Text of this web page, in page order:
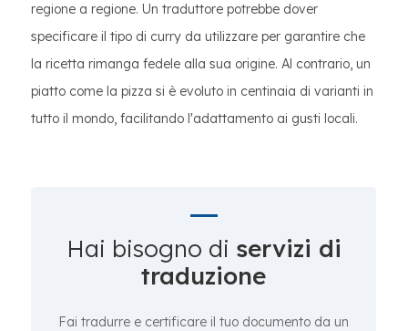
regione a regione. Un traduttore potrebbe dover
specificare il tipo di curry da utilizzare per garantire che
la ricetta rimanga fedele alla sua origine. Al contrario, un
piatto come la pizza si è evoluto in centinaia di varianti in
tutto il mondo, facilitando l'adattamento ai gusti locali.
Hai bisogno di servizi di
traduzione
Fai tradurre e certificare il tuo documento da un